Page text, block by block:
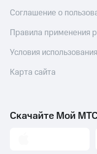
Соглашение о
Правила применения
Условия
Карта сайта
Скачайте Мой